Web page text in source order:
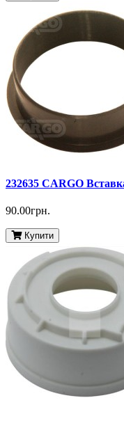
232635 CARGO
90.00грн.
Купити